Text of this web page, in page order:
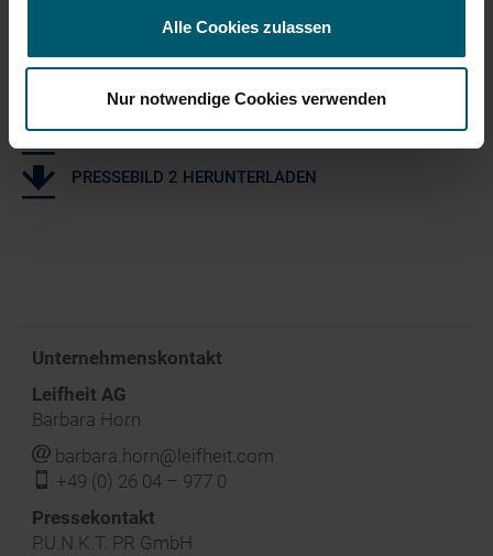
Alle Cookies zulassen
Nur notwendige Cookies verwenden
PRESSETEXT HERUNTERLADEN
PRESSEBILD 1 HERUNTERLADEN
PRESSEBILD 2 HERUNTERLADEN
Unternehmenskontakt
Leifheit AG
Barbara Horn
j barbara.horn@leifheit.com
f +49 (0) 26 04 – 977 0
‍Pressekontakt
P.U.N.K.T. PR GmbH